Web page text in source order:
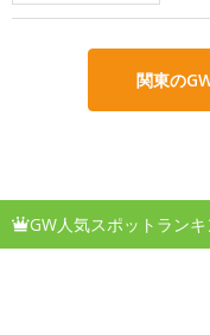
関東の
GW人気スポットランキ